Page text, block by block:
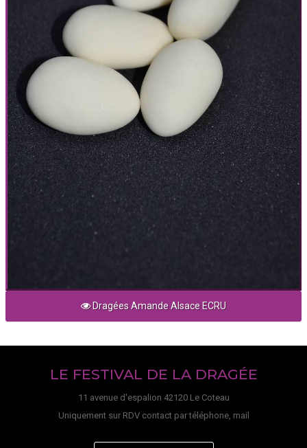
Dragées Amande Alsace ECRU
LE FESTIVAL DE LA DRAGÉE
11 avenue d'espalion 42120 Le Coteau
Uniquement sur RDV contact par téléphone, mail